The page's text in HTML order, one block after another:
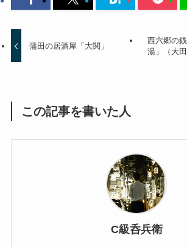
蒲田の居酒屋「大関」
西六郷の
湯」（大田
この記事を書いた人
C級呑兵衛